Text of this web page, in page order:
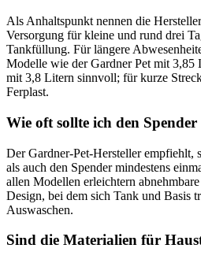
Als Anhaltspunkt nennen die
Versorgung für kleine und rund drei
Tankfüllung. Für längere
Modelle wie der Gardner Pet mit 3,85
mit 3,8 Litern sinnvoll; für kurze
Ferplast.
Wie oft sollte ich den
Der Gardner-Pet-Hersteller empfiehlt,
als auch den Spender mindestens
allen Modellen erleichtern
Design, bei dem sich Tank und Basis
Auswaschen.
Sind die Materialien für